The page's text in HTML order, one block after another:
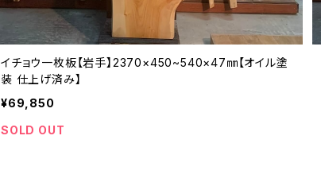
イチョウ一枚板【岩手】2370×450~540×47㎜【オイル塗
装 仕上げ済み】
¥69,850
SOLD OUT